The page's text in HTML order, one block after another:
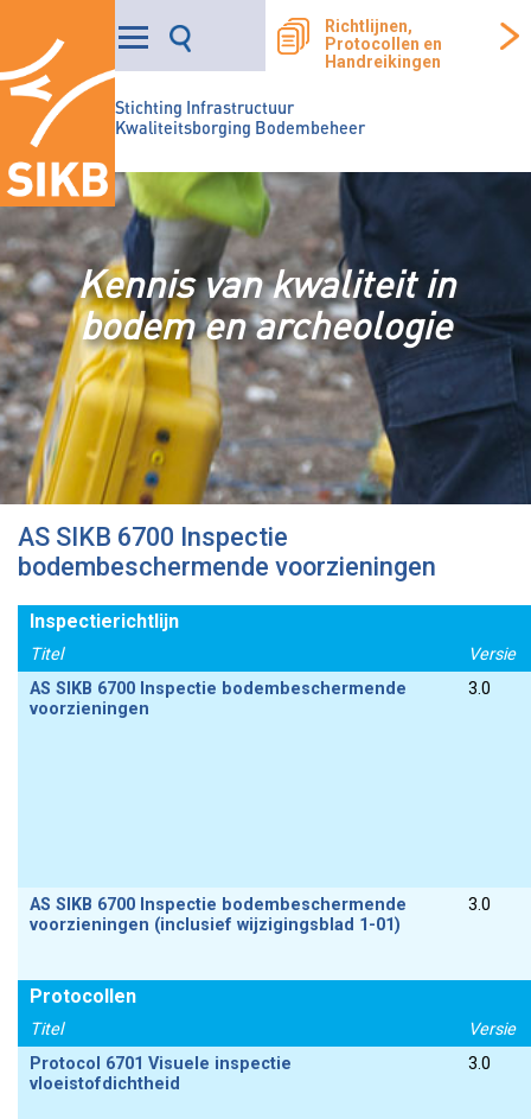
Stichting Infrastructuur
Kwaliteitsborging Bodembeheer
Richtlijnen,
Protocollen en
Handreikingen
Kennis van kwaliteit in
bodem en archeologie
AS SIKB 6700 Inspectie
bodembeschermende voorzieningen
Inspectierichtlijn
Titel
Versie
AS SIKB 6700 Inspectie bodembeschermende
voorzieningen
3.0
AS SIKB 6700 Inspectie bodembeschermende
voorzieningen (inclusief wijzigingsblad 1-01)
3.0
Protocollen
Titel
Versie
Protocol 6701 Visuele inspectie
vloeistofdichtheid
3.0